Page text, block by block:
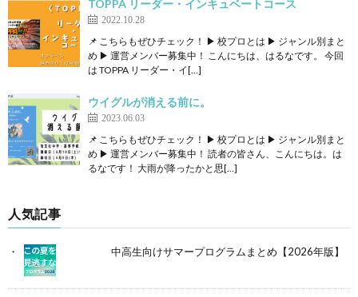
TOPPA リーダー・インキュベートコース
2022.10.28
📌 こちらもぜひチェック！ ▶ 校プロとは ▶ ジャンル別まと
め ▶ 運営メンバー募集中！ こんにちは、はるなです。 今回
は TOPPA リーダー・イ[…]
ウイグルが消える前に。
2023.06.03
📌 こちらもぜひチェック！ ▶ 校プロとは ▶ ジャンル別まと
め ▶ 運営メンバー募集中！ 読者の皆さん、こんにちは。は
るなです！ 大雨が降ったかと思[…]
人気記事
中高生向けサマープログラムまとめ【2026年版】